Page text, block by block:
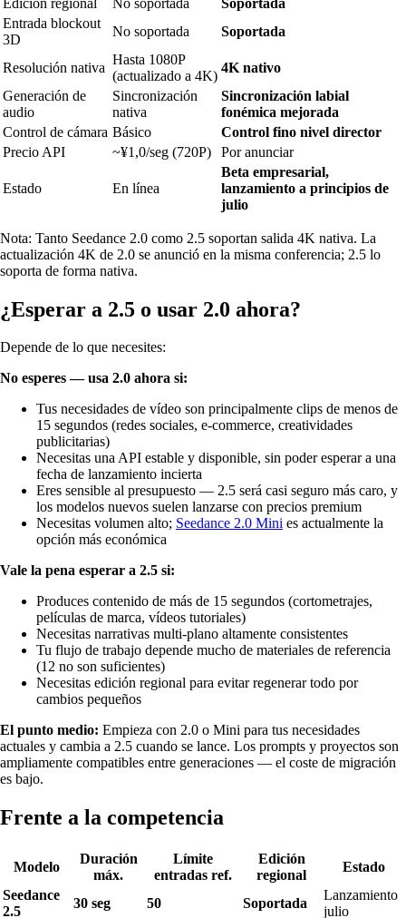
Entrada blockout
3D
No soportada Soportada
Resolución nativa
Hasta 1080P
(actualizado a 4K)
4K nativo
Generación de
audio
Sincronización
nativa
Sincronización labial
fonémica mejorada
Control de cámara Básico
Control fino nivel director
Precio API
~¥1,0/seg (720P) Por anunciar
Estado En línea
Beta empresarial,
lanzamiento a principios de
julio
Nota: Tanto Seedance 2.0 como 2.5 soportan salida 4K nativa. La
actualización 4K de 2.0 se anunció en la misma conferencia; 2.5 lo
soporta de forma nativa.
¿Esperar a 2.5 o usar 2.0 ahora?
Depende de lo que necesites:
No esperes — usa 2.0 ahora si:
Tus necesidades de vídeo son principalmente clips de menos de
15 segundos (redes sociales, e-commerce, creatividades
publicitarias)
Necesitas una API estable y disponible, sin poder esperar a una
fecha de lanzamiento incierta
Eres sensible al presupuesto — 2.5 será casi seguro más caro, y
los modelos nuevos suelen lanzarse con precios premium
Necesitas volumen alto; Seedance 2.0 Mini es actualmente la
opción más económica
Vale la pena esperar a 2.5 si:
Produces contenido de más de 15 segundos (cortometrajes,
películas de marca, vídeos tutoriales)
Necesitas narrativas multi-plano altamente consistentes
Tu flujo de trabajo depende mucho de materiales de referencia
(12 no son suficientes)
Necesitas edición regional para evitar regenerar todo por
cambios pequeños
El punto medio: Empieza con 2.0 o Mini para tus necesidades
actuales y cambia a 2.5 cuando se lance. Los prompts y proyectos son
ampliamente compatibles entre generaciones — el coste de migración
es bajo.
Frente a la competencia
Modelo
Duración
máx.
Límite
entradas ref.
Edición
regional
Estado
Seedance
2.5
30 seg 50 Soportada
Lanzamiento
julio